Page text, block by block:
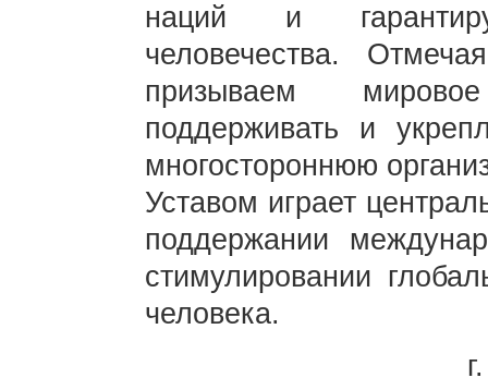
наций и
человечества.
призываем
поддерживать и
многостороннюю
Уставом играет
поддержании
стимулировании
человека.